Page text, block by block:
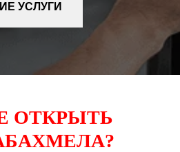
УСЛУГИ
ОТКРЫТЬ